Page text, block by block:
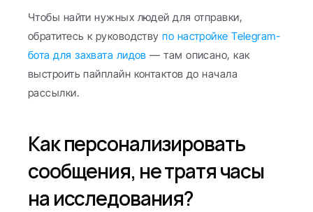
Чтобы найти нужных людей для отправки,
обратитесь к руководству по настройке Telegram-
бота для захвата лидов — там описано, как
выстроить пайплайн контактов до начала
рассылки.
Как персонализировать
сообщения, не тратя часы
на исследования?